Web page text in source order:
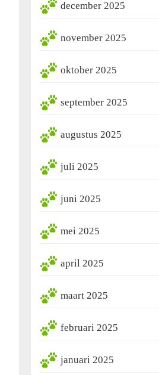
december 2025
november 2025
oktober 2025
september 2025
augustus 2025
juli 2025
juni 2025
mei 2025
april 2025
maart 2025
februari 2025
januari 2025